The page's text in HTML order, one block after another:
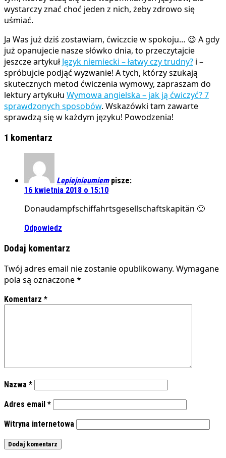
wystarczy znać choć jeden z nich, żeby zdrowo się
uśmiać.
Ja Was już dziś zostawiam, ćwiczcie w spokoju… 😉 A gdy
już opanujecie nasze słówko dnia, to przeczytajcie
jeszcze artykuł Język niemiecki – łatwy czy trudny? i –
spróbujcie podjąć wyzwanie! A tych, którzy szukają
skutecznych metod ćwiczenia wymowy, zapraszam do
lektury artykułu Wymowa angielska – jak ją ćwiczyć? 7
sprawdzonych sposobów. Wskazówki tam zawarte
sprawdzą się w każdym języku! Powodzenia!
1 komentarz
Lepiejnieumiem pisze:
16 kwietnia 2018 o 15:10
Donaudampfschiffahrtsgesellschaftskapitän 🙂
Odpowiedz
Dodaj komentarz
Twój adres email nie zostanie opublikowany. Wymagane
pola są oznaczone*
Komentarz *
Nazwa *
Adres email *
Witryna internetowa